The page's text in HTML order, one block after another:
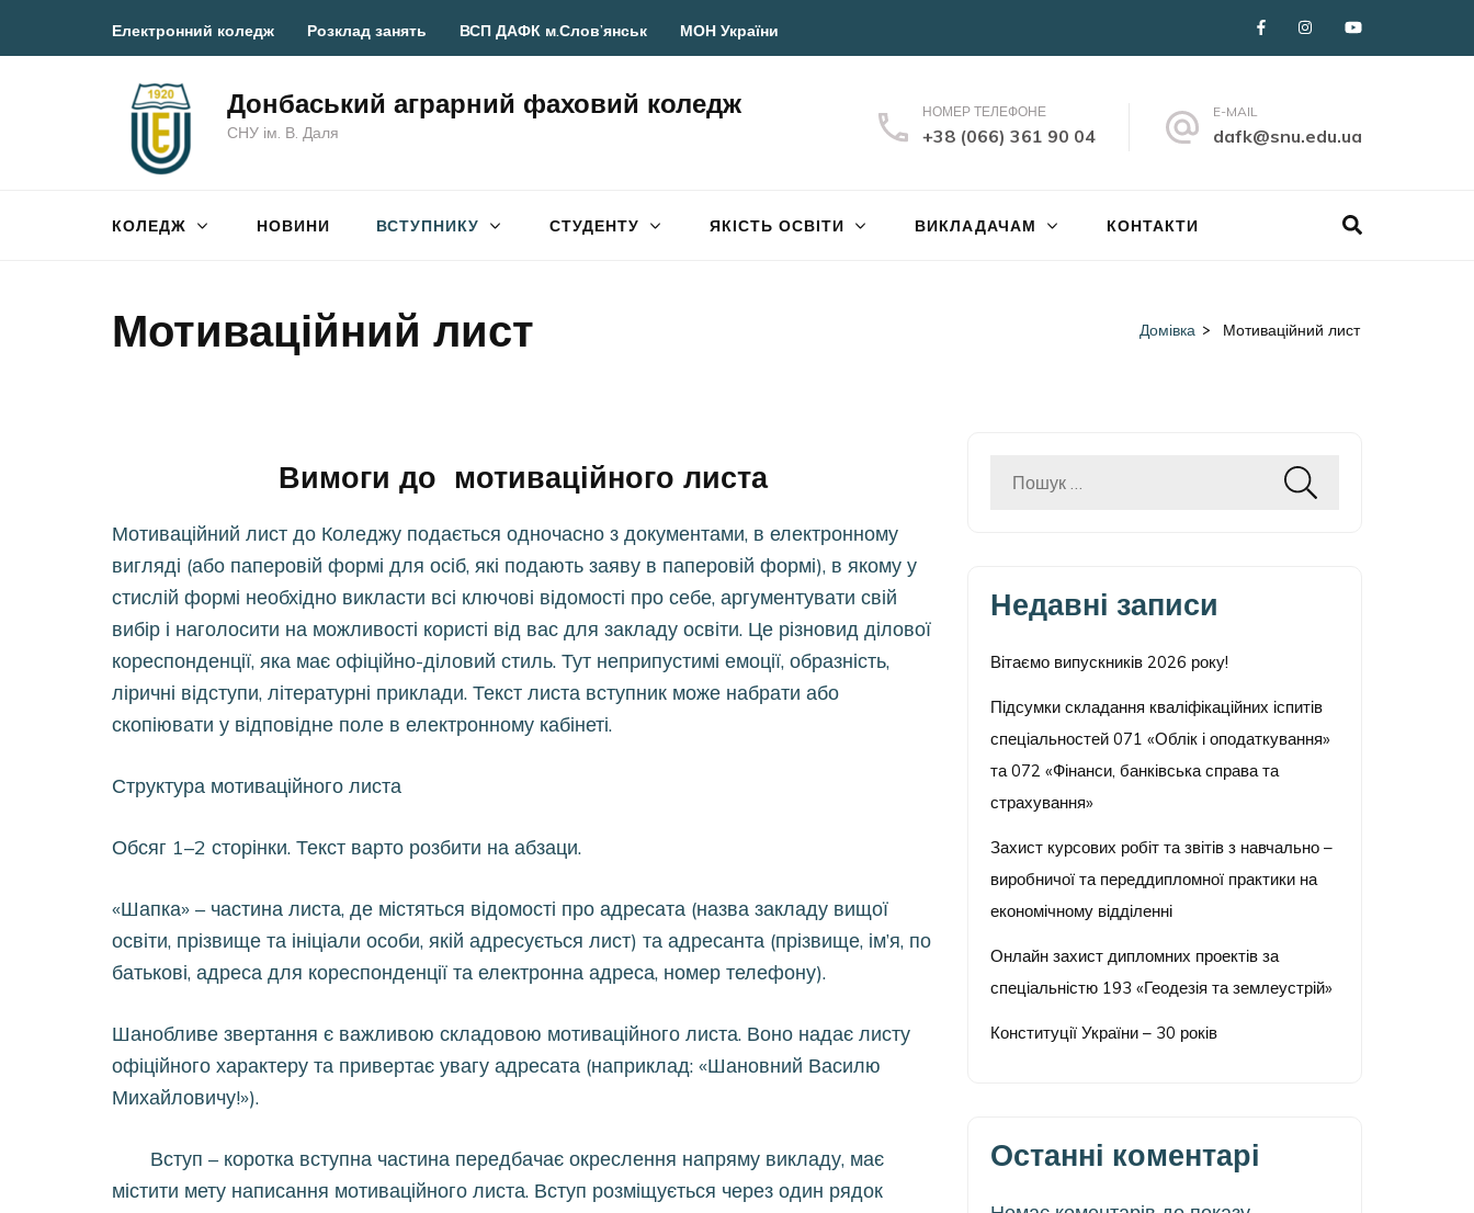
Електронний коледж Розклад занять ВСП ДАФК м.Слов’янськ МОН України
Донбаський аграрний фаховий коледж
СНУ ім. В. Даля
НОМЕР ТЕЛЕФОНЕ
+38 (066) 361 90 04
E-MAIL
dafk@snu.edu.ua
КОЛЕДЖ НОВИНИ ВСТУПНИКУ СТУДЕНТУ ЯКІСТЬ ОСВІТИ ВИКЛАДАЧАМ КОНТАКТИ
Мотиваційний лист Домівка > Мотиваційний лист
Вимоги до мотиваційного листа
Мотиваційний лист до Коледжу подається одночасно з документами, в електронному
вигляді (або паперовій формі для осіб, які подають заяву в паперовій формі), в якому у
стислій формі необхідно викласти всі ключові відомості про себе, аргументувати свій
вибір і наголосити на можливості користі від вас для закладу освіти. Це різновид ділової
кореспонденції, яка має офіційно-діловий стиль. Тут неприпустимі емоції, образність,
ліричні відступи, літературні приклади. Текст листа вступник може набрати або
скопіювати у відповідне поле в електронному кабінеті.
Структура мотиваційного листа
Обсяг 1–2 сторінки. Текст варто розбити на абзаци.
«Шапка» – частина листа, де містяться відомості про адресата (назва закладу вищої
освіти, прізвище та ініціали особи, якій адресується лист) та адресанта (прізвище, ім’я, по
батькові, адреса для кореспонденції та електронна адреса, номер телефону).
Шанобливе звертання є важливою складовою мотиваційного листа. Воно надає листу
офіційного характеру та привертає увагу адресата (наприклад: «Шановний Василю
Михайловичу!»).
Вступ – коротка вступна частина передбачає окреслення напряму викладу, має
містити мету написання мотиваційного листа. Вступ розміщується через один рядок
Пошук:
Недавні записи
Вітаємо випускників 2026 року!
Підсумки складання кваліфікаційних іспитів
спеціальностей 071 «Облік і оподаткування»
та 072 «Фінанси, банківська справа та
страхування»
Захист курсових робіт та звітів з навчально –
виробничої та переддипломної практики на
економічному відділенні
Онлайн захист дипломних проектів за
спеціальністю 193 «Геодезія та землеустрій»
Конституції України – 30 років
Останні коментарі